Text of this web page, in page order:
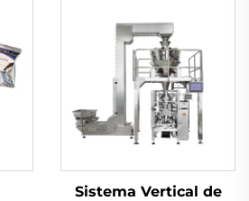
Sistema Vertical de